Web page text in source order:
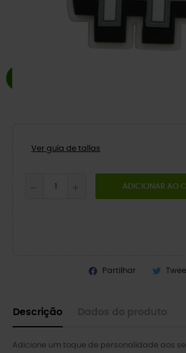
Ver guía de tallas
ADICIONAR AO
Partilhar
Descrição
Adicione um toque de personalidade aos